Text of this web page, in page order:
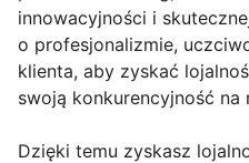
innowacyjności i
o profesjonalizmie,
klienta, aby zyskać
swoją konkurencyjność na
Dzięki temu zyskasz